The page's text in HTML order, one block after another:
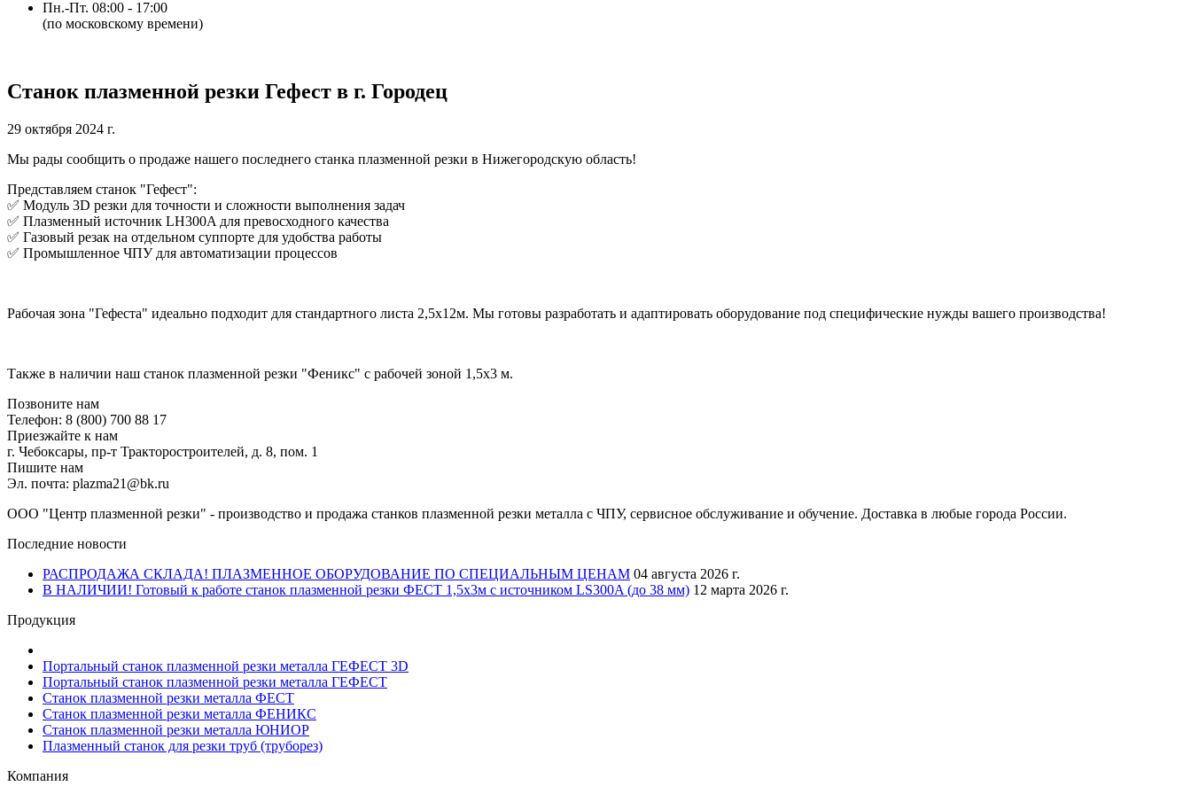
Пн.-Пт. 08:00 - 17:00
(по московскому времени)
Станок плазменной резки Гефест в г. Городец
29 октября 2024 г.
Мы рады сообщить о продаже нашего последнего станка плазменной резки в Нижегородскую область!
Представляем станок "Гефест":
✅ Модуль 3D резки для точности и сложности выполнения задач
✅ Плазменный источник LH300A для превосходного качества
✅ Газовый резак на отдельном суппорте для удобства работы
✅ Промышленное ЧПУ для автоматизации процессов
Рабочая зона "Гефеста" идеально подходит для стандартного листа 2,5х12м. Мы готовы разработать и адаптировать оборудование под специфические нужды вашего производства!
Также в наличии наш станок плазменной резки "Феникс" с рабочей зоной 1,5х3 м.
Позвоните нам
Телефон: 8 (800) 700 88 17
Приезжайте к нам
г. Чебоксары, пр-т Тракторостроителей, д. 8, пом. 1
Пишите нам
Эл. почта: plazma21@bk.ru
ООО "Центр плазменной резки" - производство и продажа станков плазменной резки металла с ЧПУ, сервисное обслуживание и обучение. Доставка в любые города России.
Последние новости
РАСПРОДАЖА СКЛАДА! ПЛАЗМЕННОЕ ОБОРУДОВАНИЕ ПО СПЕЦИАЛЬНЫМ ЦЕНАМ 04 августа 2026 г.
В НАЛИЧИИ! Готовый к работе станок плазменной резки ФЕСТ 1,5х3м с источником LS300A (до 38 мм) 12 марта 2026 г.
Продукция
Портальный станок плазменной резки металла ГЕФЕСТ 3D
Портальный станок плазменной резки металла ГЕФЕСТ
Станок плазменной резки металла ФЕСТ
Станок плазменной резки металла ФЕНИКС
Станок плазменной резки металла ЮНИОР
Плазменный станок для резки труб (труборез)
Компания